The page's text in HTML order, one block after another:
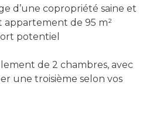
d’une copropriété saine et
de 95 m²
potentiel
de 2 chambres, avec
une troisième selon vos